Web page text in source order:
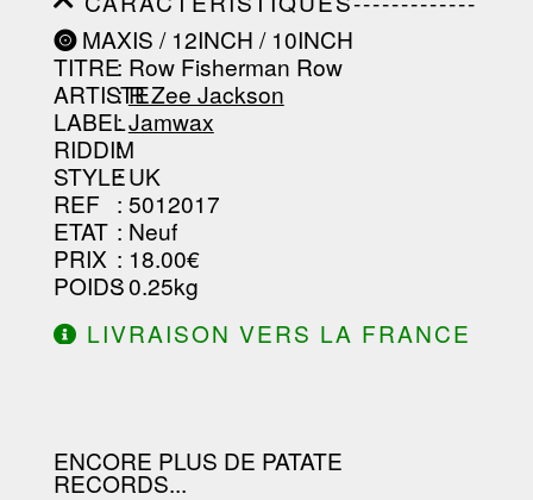
-----------------------------------------
-----------------------------------------
-----------------------------------------
-----------------------------------------
--------------------------------
MAXIS / 12INCH / 10INCH
TITRE: Row Fisherman Row
ARTISTE
:R Zee Jackson
LABEL
:Jamwax
RIDDIM
:
STYLE: UK
REF : 5012017
ETAT : Neuf
PRIX : 18.00€
POIDS: 0.25kg
LIVRAISON VERS LA FRANCE
ENCORE PLUS DE PATATE
RECORDS...